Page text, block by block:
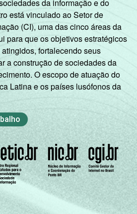
Domicílios 2023.
da informação e do
está vinculado ao Setor de
(CI), uma das cinco áreas da
para que os objetivos estratégicos
fortalecendo seus
a construção de sociedades da
O escopo de atuação do
Latina e os países lusófonos da